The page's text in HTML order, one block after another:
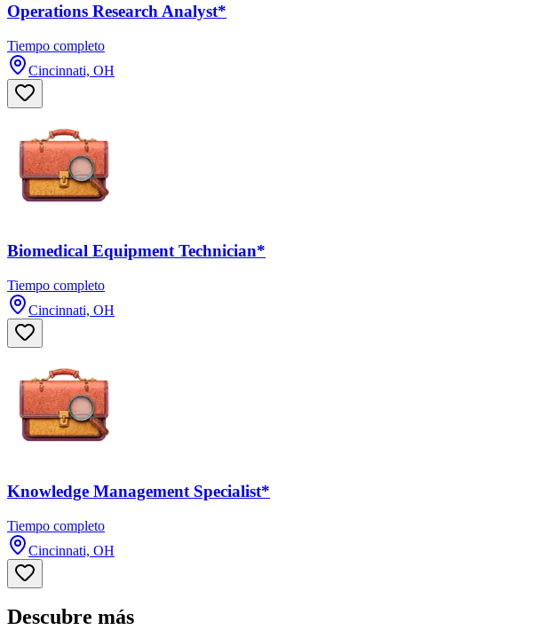
Operations Research Analyst*
Tiempo completo
Cincinnati, OH
Biomedical Equipment Technician*
Tiempo completo
Cincinnati, OH
Knowledge Management Specialist*
Tiempo completo
Cincinnati, OH
Descubre más